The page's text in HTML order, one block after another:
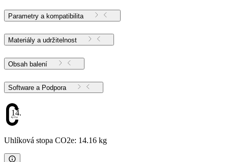
Parametry a kompatibilita
Materiály a udržitelnost
Obsah balení
Software a Podpora
14.16
Uhlíková stopa CO2e: 14.16 kg